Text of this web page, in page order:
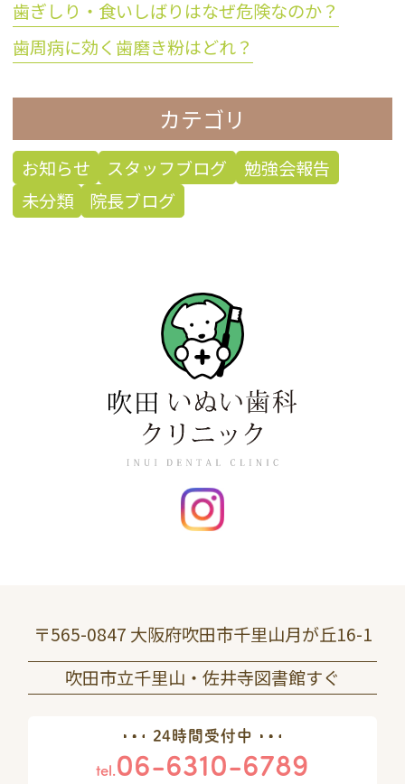
歯ぎしり・食いしばりはなぜ危険なのか？
歯周病に効く歯磨き粉はどれ？
カテゴリ
お知らせ スタッフブログ
勉強会報告
未分類
院長ブログ
〒565-0847 大阪府吹田市千里山月が丘16-1
吹田市立千里山・佐井寺図書館すぐ
24時間受付中
tel.06-6310-6789